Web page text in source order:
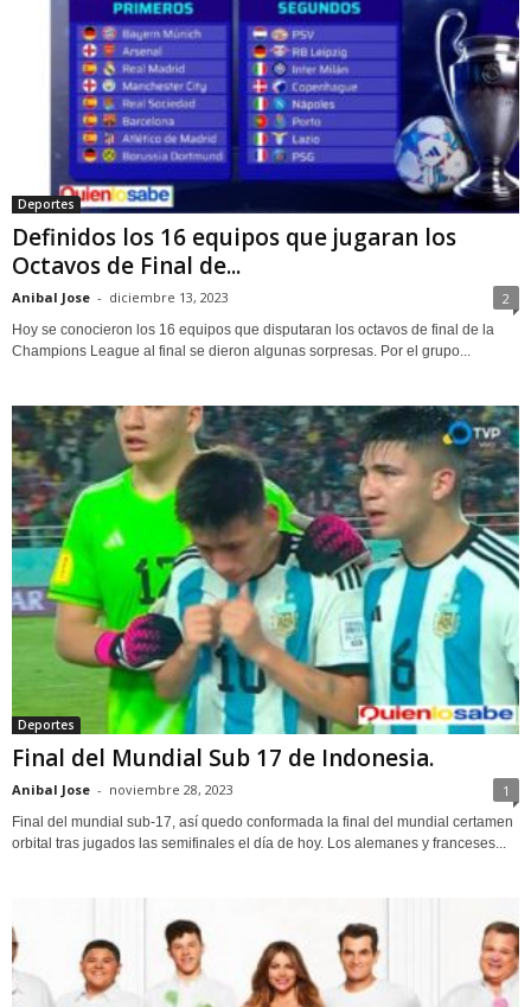
Deportes
Definidos los 16 equipos que jugaran los
Octavos de Final de...
Anibal Jose - diciembre 13, 2023 2
Hoy se conocieron los 16 equipos que disputaran los octavos de final de la
Champions League al final se dieron algunas sorpresas. Por el grupo...
Deportes
Final del Mundial Sub 17 de Indonesia.
Anibal Jose - noviembre 28, 2023 1
Final del mundial sub-17, así quedo conformada la final del mundial certamen
orbital tras jugados las semifinales el día de hoy. Los alemanes y franceses...